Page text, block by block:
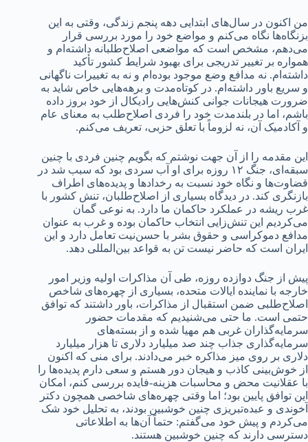
من اکنون در سال‌های ابتدایی دهه پنجم زندگی، وقتی به این
بزنگاه‌ها نگاه می‌کنم و مواضع خود را مورد بررسی قرار
می‌دهم، مشخص است که مواضعی اصلاح‌طلبانه داشته‌ام و
همواره بر تغییر تدریجی برای بهبود شرایط کشور تأکید
داشته‌ام. نه مدافع وضع موجود بوده‌ام و نه به تغییرات ناگهانی
و سریع باور داشته‌ام. در کوتاه‌مدت و برهه‌هایی خاص شاید به
ضرورت هیجانات جوانی کنش‌هایی رادیکال از خود بروز داده
باشم، اما در بلندمدت خود را فردی اصلاح‌طلب به معنای عام
و آکادمیک آن، نه لزوماً با تعلق حزبی، تعریف می‌کنم.
این مقدمه را از آن جهت نوشتم که بگویم چنین فردی با چنین
سبقه‌ای، جنگ ۱۲ روزه برای او آب سردی بود که سبب شد در
قضاوت‌ها و نگاه خود نسبت به رخدادها و پدیده‌های اطراف
بازنگری کند. در دیدگاه بسیاری از اصلاح‌طلبان، تنش کشور با
غرب ریشه در عملکرد حاکمان ما دارد. به نوعی گمان
می‌کردیم این تنش‌زایی انتخاب حاکمان بوده و غرب به عنوان
مدافع دموکراسی و حقوق بشر با حسن‌نیت تعامل دارد و این
ایران است که حاضر نیست تن به قواعد بین‌المللی دهد.
پیش از جنگ دوازده روزه، طی آن مذاکرات اولیه وزیر امور
خارجه با نماینده ایالات متحده، بسیاری از چهره‌های شاخص
اصلاح‌طلبی ضمن استقبال از مذاکرات، باور داشتند که توافق
حتمی است. ما حتی می‌شنیدیم که مقدمات حضور
سرمایه‌گذاران غربی هم مهیا شده و از بسته‌های
سرمایه‌گذاری جذاب چند صد میلیارد دلاری تا هزار میلیارد
دلاری بر روی میز مذاکره خبر می‌دادند. برای منی که اکنون
از خوش‌بینی کاذب و هیجان دور هستم و سعی دارم پدیده‌ها را
با عقلانیت محض و محاسبات هزینه-فایده بررسی کنم، امکان
این توافق پایین بود؛ اما وقتی چهره‌های شاخصی همچون دکتر
آخوندی و عبده‌تبریزی چنین خوشبین بودند، به تحلیل خود شک
می‌کردم و پیش خود می‌گفتم: حتماً آن‌ها به اطلاعاتی
دسترسی دارند که چنین خوشبین هستند.